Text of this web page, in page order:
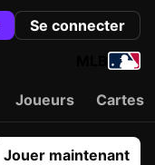
Se connecter
Joueurs Cartes
Jouer maintenant